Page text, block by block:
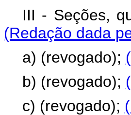
III - Seções,
(Redação dada
a) (revogado);
b) (revogado);
c) (revogado);